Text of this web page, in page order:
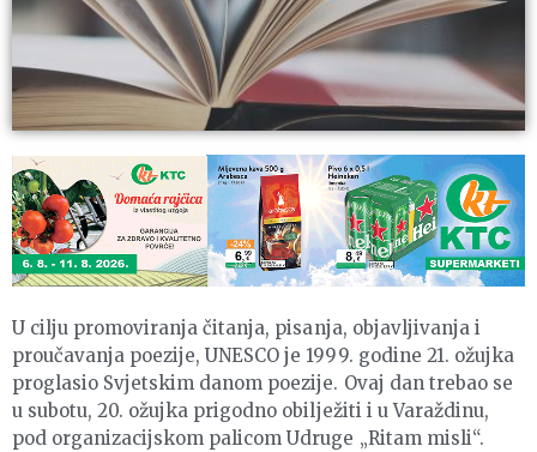
U cilju promoviranja čitanja, pisanja, objavljivanja i
proučavanja poezije, UNESCO je 1999. godine 21. ožujka
proglasio Svjetskim danom poezije. Ovaj dan trebao se
u subotu, 20. ožujka prigodno obilježiti i u Varaždinu,
pod organizacijskom palicom Udruge „Ritam misli“.